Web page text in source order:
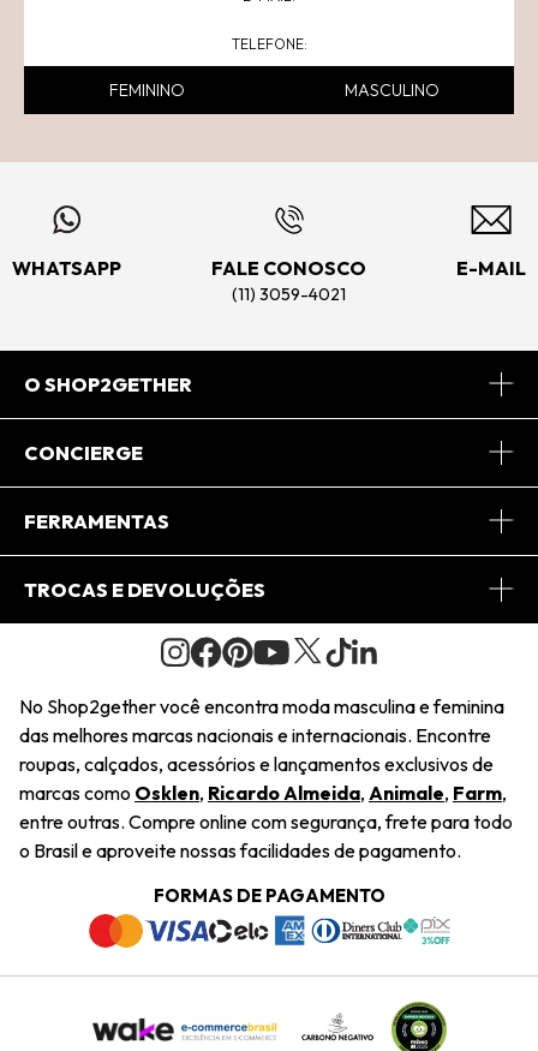
FEMININO MASCULINO
WHATSAPP FALE CONOSCO
(11) 3059-4021
E-MAIL
O SHOP2GETHER
Sobre Nós
Journal
Saiu na Mídia
Sustentabilidade
Navegando
Termos e Condições
Trabalhe Conosco
CONCIERGE
Central de Relacionamento
Regulamento e Promoções
FERRAMENTAS
Minha Conta
Pedido de Presente
Wishlist
TROCAS E DEVOLUÇÕES
Condições Gerais
Troca Fácil
Restituição de Pagamento
Dúvidas Frequentes
Termos e Condições
Política de Privacidade
No Shop2gether você encontra moda masculina e feminina
das melhores marcas nacionais e internacionais. Encontre
roupas, calçados, acessórios e lançamentos exclusivos de
marcas como Osklen, Ricardo Almeida, Animale, Farm,
entre outras. Compre online com segurança, frete para todo
o Brasil e aproveite nossas facilidades de pagamento.
FORMAS DE PAGAMENTO